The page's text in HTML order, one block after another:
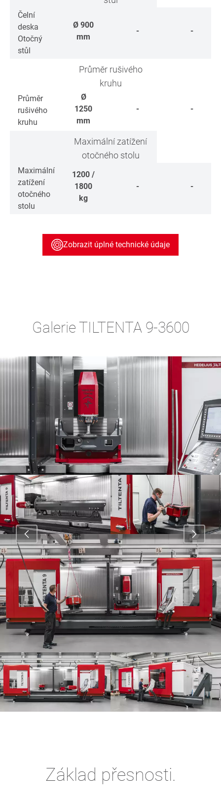
Čelní
deska
Otočný
stůl
Ø 900
mm
- -
Průměr rušivého
kruhu
Průměr
rušivého
kruhu
Ø
1250
mm
- -
Maximální zatížení
otočného stolu
Maximální
zatížení
otočného
stolu
1200 /
1800
kg
- -
Zobrazit úplné technické údaje
Galerie TILTENTA 9-3600
Základ přesnosti.